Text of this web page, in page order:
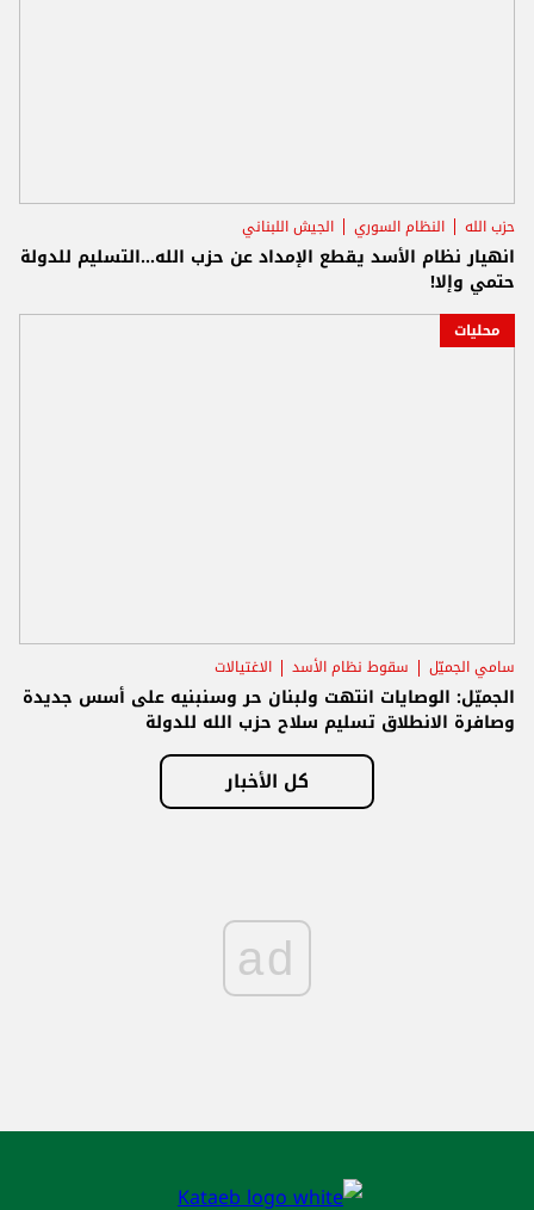
حزب الله النظام السوري الجيش اللبناني
انهيار نظام الأسد يقطع الإمداد عن حزب الله...التسليم للدولة
حتمي وإلا!
محليات
سامي الجميّل سقوط نظام الأسد الاغتيالات
الجميّل: الوصايات انتهت ولبنان حر وسنبنيه على أسس جديدة
وصافرة الانطلاق تسليم سلاح حزب الله للدولة
كل الأخبار
ad